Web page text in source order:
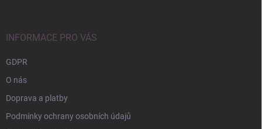
INFORMACE PRO VÁS
GDPR
O nás
Doprava a platby
Podmínky ochrany osobních údajů